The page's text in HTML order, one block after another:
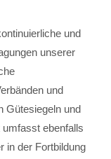
und
unserer
und
Gütesiegeln und
ebenfalls
in der Fortbildung